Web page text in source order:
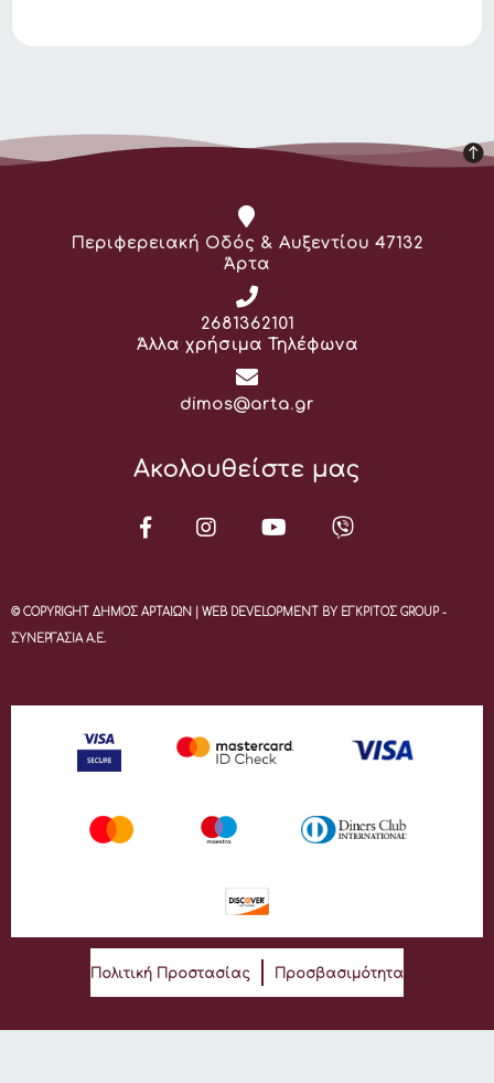
Διεύθυνση:
Περιφερειακή Οδός & Αυξεντίου 47132
Άρτα
Τηλέφωνο:
2681362101
Άλλα χρήσιμα Τηλέφωνα
Email:
dimos@arta.gr
Ακολουθείστε μας
© COPYRIGHT ΔΗΜΟΣ ΑΡΤΑΙΩΝ | WEB DEVELOPMENT BY ΕΓΚΡΙΤΟΣ GROUP -
ΣΥΝΕΡΓΑΣΙΑ Α.Ε.
Πολιτική Προστασίας Προσβασιμότητα